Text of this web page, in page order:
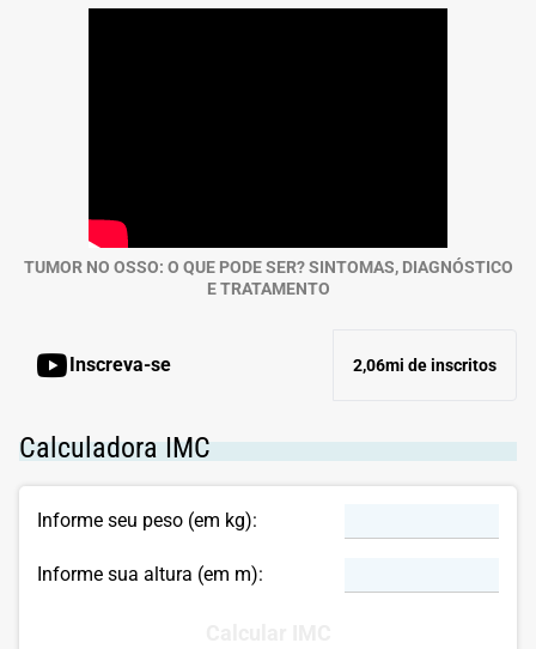
TUMOR NO OSSO: O QUE PODE SER? SINTOMAS, DIAGNÓSTICO
E TRATAMENTO
Inscreva-se 2,06mi de inscritos
Calculadora IMC
Informe seu peso (em kg):
Informe sua altura (em m):